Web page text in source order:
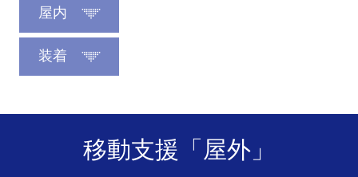
屋内
装着
移動支援「屋外」